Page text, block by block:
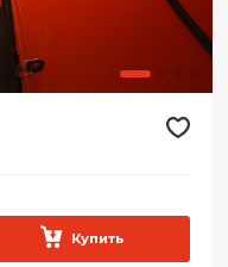
Купить